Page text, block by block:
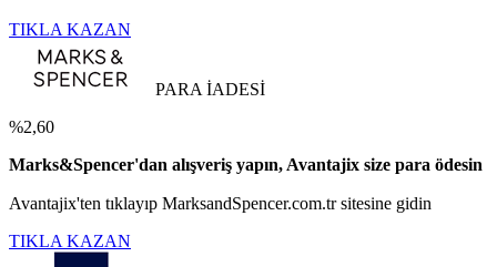
TIKLA KAZAN
PARA İADESİ
%2,60
Marks&Spencer'dan alışveriş yapın, Avantajix size para ödesin
Avantajix'ten tıklayıp MarksandSpencer.com.tr sitesine gidin
TIKLA KAZAN